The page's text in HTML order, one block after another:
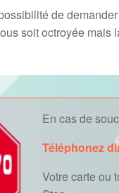
de
soit octroyée
En cas de
Téléphonez
Votre carte ou